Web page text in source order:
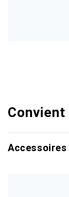
Convient
Accessoires